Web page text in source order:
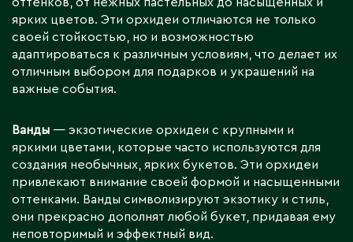
ярких цветов. Эти орхидеи отличаются не только
своей стойкостью, но и возможностью
адаптироваться к различным условиям, что делает их
отличным выбором для подарков и украшений на
важные события.
Ванды — экзотические орхидеи с крупными и
яркими цветами, которые часто используются для
создания необычных, ярких букетов. Эти орхидеи
привлекают внимание своей формой и насыщенными
оттенками. Ванды символизируют экзотику и стиль,
они прекрасно дополнят любой букет, придавая ему
неповторимый и эффектный вид.